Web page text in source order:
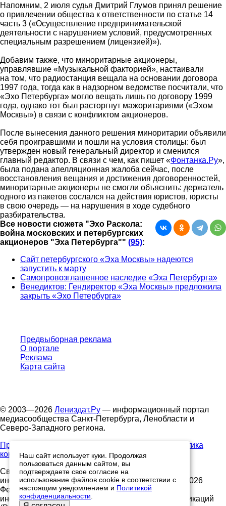
Напомним, 2 июля судья Дмитрий Глумов принял решение
о привлечении общества к ответственности по статье 14
часть 3 («Осуществление предпринимательской
деятельности с нарушением условий, предусмотренных
специальным разрешением (лицензией)»).
Добавим также, что миноритарные акционеры,
управлявшие «Музыкальной факторией», настаивали
на том, что радиостанция вещала на основании договора
1997 года, тогда как в надзорном ведомстве посчитали, что
«Эхо Петербурга» могло вещать лишь по договору 1999
года, однако тот был расторгнут мажоритариями («Эхом
Москвы») в связи с конфликтом акционеров.
После вынесения данного решения миноритарии объявили
себя проигравшими и пошли на условия столицы: был
утвержден новый генеральный директор и сменился
главный редактор. В связи с чем, как пишет «Фонтанка.Ру»,
была подана апелляционная жалоба сейчас, после
восстановления вещания и достижения договоренностей,
миноритарные акционеры не смогли объяснить: держатель
одного из пакетов сослался на действия юристов, юристы
в свою очередь — на нарушения в ходе судебного
разбирательства.
Все новости сюжета "Эхо Раскола:
война московских и петербургских
акционеров "Эха Петербурга"" (95):
Сайт петербургского «Эха Москвы» надеются
запустить к марту
Самопровозглашенное наследие «Эха Петербурга»
Венедиктов: Гендиректор «Эха Москвы» предложила
закрыть «Эхо Петербурга»
Предвыборная реклама
О портале
Реклама
Карта сайта
© 2003—2026 Лениздат.Ру — информационный портал
медиасообщества Санкт-Петербурга, Ленобласти и
Северо-Западного региона.
Правила использования содержания сайта.
Политика
конфиденциальности.
Свидетельство о регистрации средства массовой
информации ЭЛ №ФС77-91046, выданное 10.03.2026
Федеральной службой по надзору в сфере связи,
информационных технологий и массовых коммуникаций
Наш сайт использует куки. Продолжая
пользоваться данным сайтом, вы
подтверждаете свое согласие на
использование файлов cookie в соответствии с
настоящим уведомлением и Политикой
конфиденциальности